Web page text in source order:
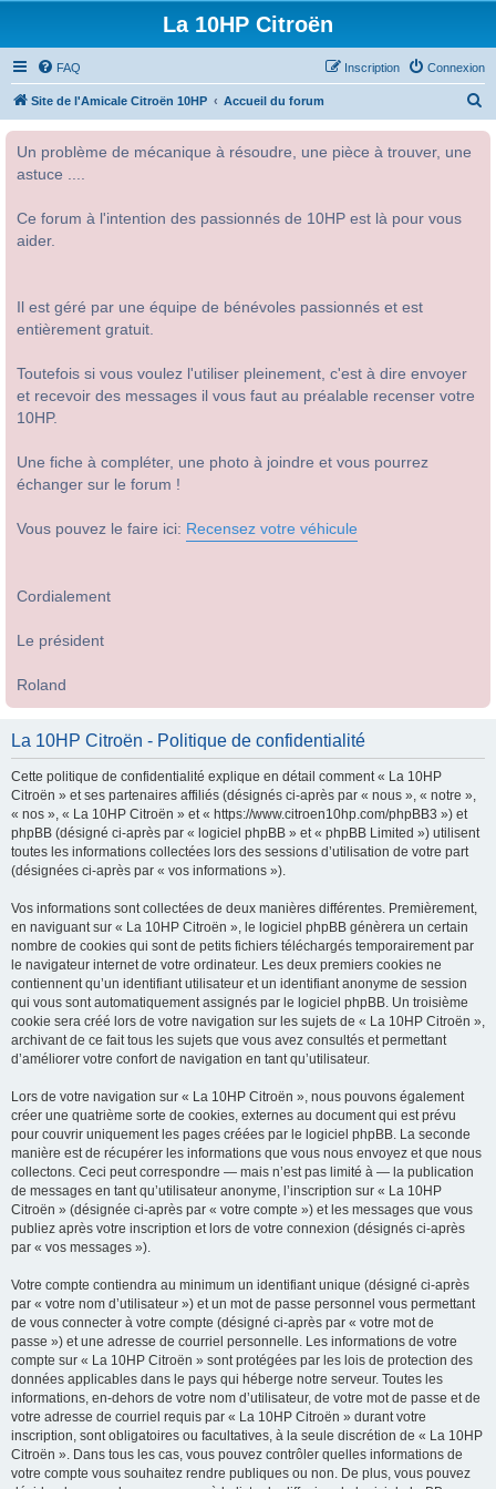
La 10HP Citroën
FAQ Connexion
Inscription
Site de l'Amicale Citroën 10HP Accueil du forum
Un problème de mécanique à résoudre, une pièce à trouver, une
astuce ....
Ce forum à l'intention des passionnés de 10HP est là pour vous
aider.
Il est géré par une équipe de bénévoles passionnés et est
entièrement gratuit.
Toutefois si vous voulez l'utiliser pleinement, c'est à dire envoyer
et recevoir des messages il vous faut au préalable recenser votre
10HP.
Une fiche à compléter, une photo à joindre et vous pourrez
échanger sur le forum !
Vous pouvez le faire ici: Recensez votre véhicule
Cordialement
Le président
Roland
La 10HP Citroën - Politique de confidentialité
Cette politique de confidentialité explique en détail comment « La 10HP
Citroën » et ses partenaires affiliés (désignés ci-après par « nous », « notre »,
« nos », « La 10HP Citroën » et « https://www.citroen10hp.com/phpBB3 ») et
phpBB (désigné ci-après par « logiciel phpBB » et « phpBB Limited ») utilisent
toutes les informations collectées lors des sessions d’utilisation de votre part
(désignées ci-après par « vos informations »).
Vos informations sont collectées de deux manières différentes. Premièrement,
en naviguant sur « La 10HP Citroën », le logiciel phpBB génèrera un certain
nombre de cookies qui sont de petits fichiers téléchargés temporairement par
le navigateur internet de votre ordinateur. Les deux premiers cookies ne
contiennent qu’un identifiant utilisateur et un identifiant anonyme de session
qui vous sont automatiquement assignés par le logiciel phpBB. Un troisième
cookie sera créé lors de votre navigation sur les sujets de « La 10HP Citroën »,
archivant de ce fait tous les sujets que vous avez consultés et permettant
d’améliorer votre confort de navigation en tant qu’utilisateur.
Lors de votre navigation sur « La 10HP Citroën », nous pouvons également
créer une quatrième sorte de cookies, externes au document qui est prévu
pour couvrir uniquement les pages créées par le logiciel phpBB. La seconde
manière est de récupérer les informations que vous nous envoyez et que nous
collectons. Ceci peut correspondre — mais n’est pas limité à — la publication
de messages en tant qu’utilisateur anonyme, l’inscription sur « La 10HP
Citroën » (désignée ci-après par « votre compte ») et les messages que vous
publiez après votre inscription et lors de votre connexion (désignés ci-après
par « vos messages »).
Votre compte contiendra au minimum un identifiant unique (désigné ci-après
par « votre nom d’utilisateur ») et un mot de passe personnel vous permettant
de vous connecter à votre compte (désigné ci-après par « votre mot de
passe ») et une adresse de courriel personnelle. Les informations de votre
compte sur « La 10HP Citroën » sont protégées par les lois de protection des
données applicables dans le pays qui héberge notre serveur. Toutes les
informations, en-dehors de votre nom d’utilisateur, de votre mot de passe et de
votre adresse de courriel requis par « La 10HP Citroën » durant votre
inscription, sont obligatoires ou facultatives, à la seule discrétion de « La 10HP
Citroën ». Dans tous les cas, vous pouvez contrôler quelles informations de
votre compte vous souhaitez rendre publiques ou non. De plus, vous pouvez